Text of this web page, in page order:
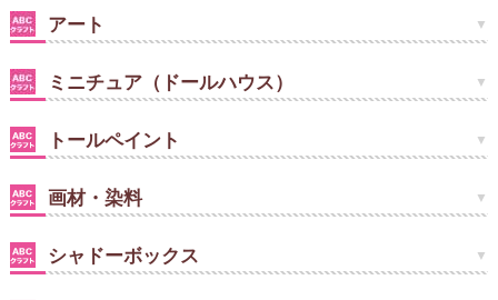
アート
ミニチュア（ドールハウス）
トールペイント
画材・染料
シャドーボックス